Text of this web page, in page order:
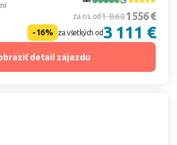
za os. od1 8601 556 €
-16% za všetkých od 3 111 €
detail zájazdu